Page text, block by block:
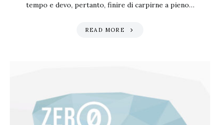
tempo e devo, pertanto, finire di carpirne a pieno…
READ MORE